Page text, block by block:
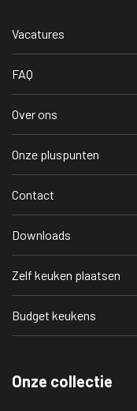
Vacatures
FAQ
Over ons
Onze pluspunten
Contact
Downloads
Zelf keuken plaatsen
Budget keukens
Onze collectie